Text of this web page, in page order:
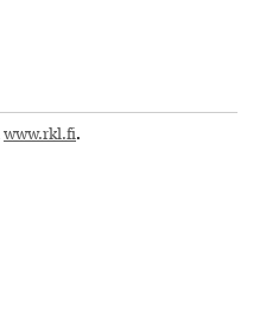
www.rkl.fi.